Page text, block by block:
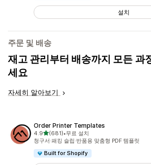
설치
주문 및 배송
재고 관리부터 배송까지 모든 과
세요
자세히 알아보기
Order Printer Templates
4.9별 5개 중
(681)
총 리뷰 681개
•무료 설치
청구서·패킹 슬립·반품용 맞춤형 PDF 템플릿
Built for Shopify